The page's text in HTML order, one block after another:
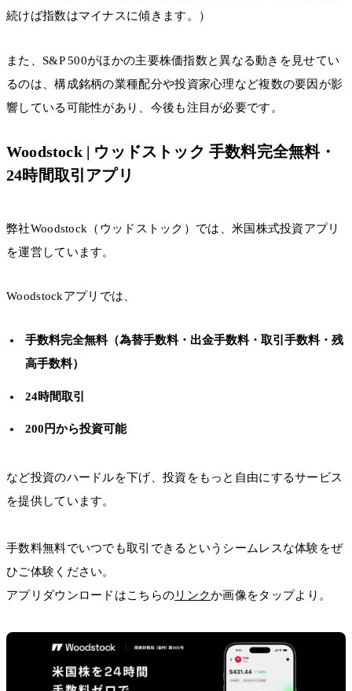
続けば指数はマイナスに傾きます。）
また、S&P 500がほかの主要株価指数と異なる動きを見せてい
るのは、構成銘柄の業種配分や投資家心理など複数の要因が影
響している可能性があり、今後も注目が必要です。
Woodstock | ウッドストック 手数料完全無料・
24時間取引アプリ
弊社Woodstock（ウッドストック）では、米国株式投資アプリ
を運営しています。
Woodstockアプリでは、
手数料完全無料（為替手数料・出金手数料・取引手数料・残
高手数料）
24時間取引
200円から投資可能
など投資のハードルを下げ、投資をもっと自由にするサービス
を提供しています。
手数料無料でいつでも取引できるというシームレスな体験をぜ
ひご体験ください。
アプリダウンロードはこちらのリンクか画像をタップより。